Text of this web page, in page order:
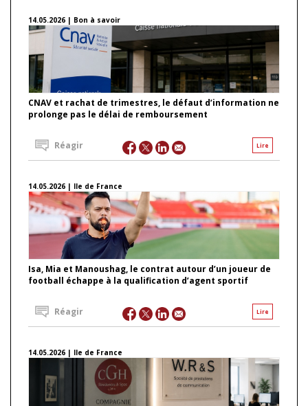
14.05.2026 | Bon à savoir
CNAV et rachat de trimestres, le défaut d’information ne
prolonge pas le délai de remboursement
Lire
Réagir
14.05.2026 | Ile de France
Isa, Mia et Manoushag, le contrat autour d’un joueur de
football échappe à la qualification d’agent sportif
Lire
Réagir
14.05.2026 | Ile de France